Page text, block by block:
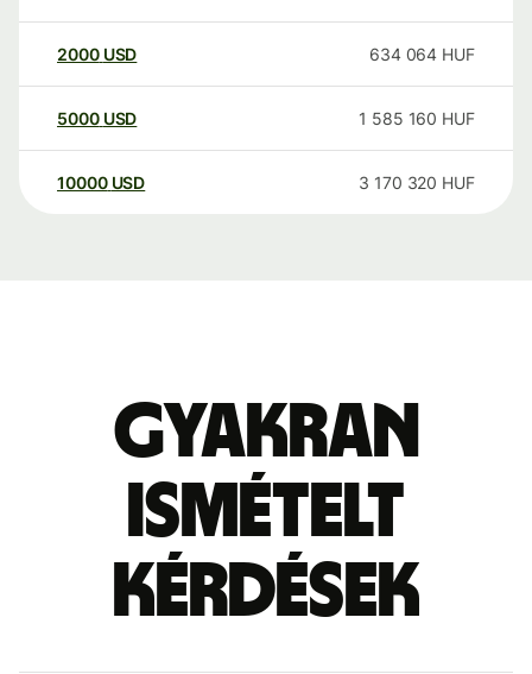
2000 USD 634 064 HUF
5000 USD 1 585 160 HUF
10000 USD 3 170 320 HUF
Gyakran
ismételt
kérdések